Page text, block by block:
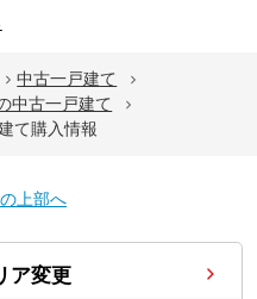
中古一戸建て
中古一戸建て
て購入情報
上部へ
ア変更